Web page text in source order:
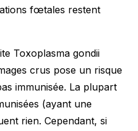
fœtales restent
Toxoplasma gondii
crus pose un risque
immunisée. La plupart
(ayant une
rien. Cependant, si